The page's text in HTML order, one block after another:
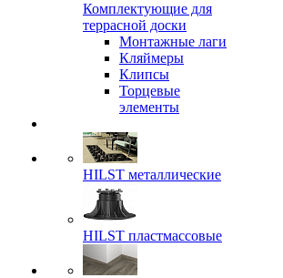
Комплектующие для
террасной доски
Монтажные лаги
Кляймеры
Клипсы
Торцевые
элементы
HILST металлические
HILST пластмассовые